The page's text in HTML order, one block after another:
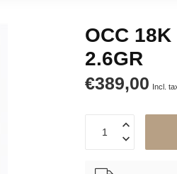
OCC 18K
2.6GR
€389,00 Incl.